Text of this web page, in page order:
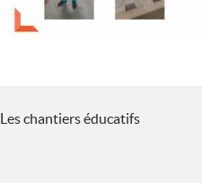
Navigation
Les chantiers éducatifs